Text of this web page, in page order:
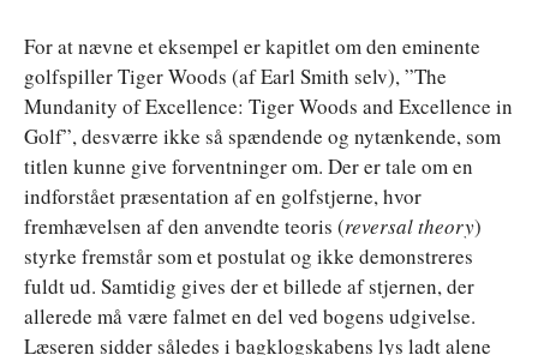
For at nævne et eksempel er kapitlet om den eminente
golfspiller Tiger Woods (af Earl Smith selv), ”The
Mundanity of Excellence: Tiger Woods and Excellence in
Golf”, desværre ikke så spændende og nytænkende, som
titlen kunne give forventninger om. Der er tale om en
indforstået præsentation af en golfstjerne, hvor
fremhævelsen af den anvendte teoris (reversal theory)
styrke fremstår som et postulat og ikke demonstreres
fuldt ud. Samtidig gives der et billede af stjernen, der
allerede må være falmet en del ved bogens udgivelse.
Læseren sidder således i bagklogskabens lys ladt alene